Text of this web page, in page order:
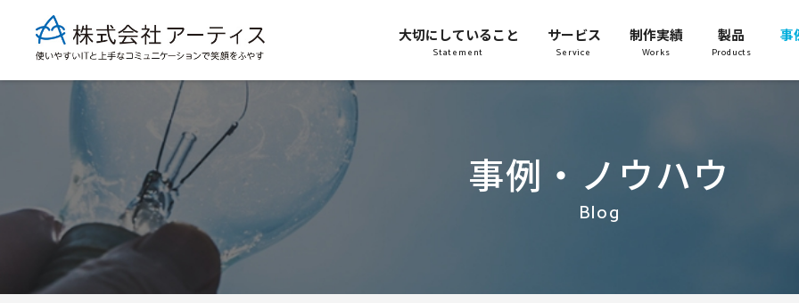
大切にしていること
Statement
サービス
Service
制作実績
Works
製品
Products
事
事例・ノウハウ
Blog